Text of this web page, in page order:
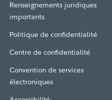
Renseignements juridiques
importants
Politique de confidentialité
Centre de confidentialité
Convention de services
électroniques